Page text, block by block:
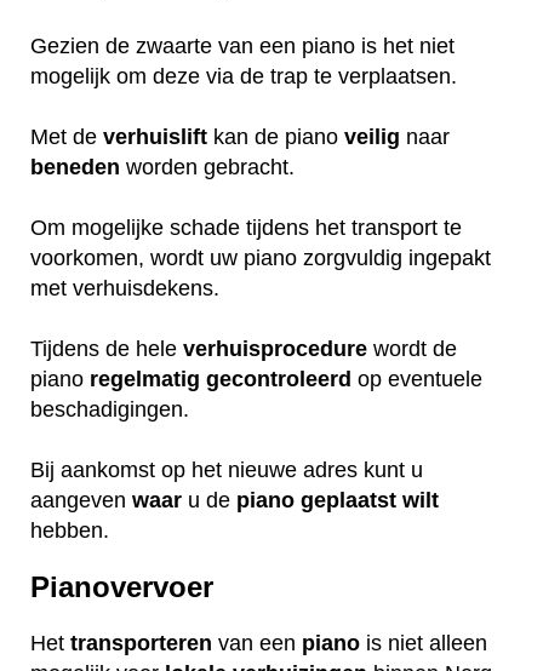
Gezien de zwaarte van een piano is het niet
mogelijk om deze via de trap te verplaatsen.
Met de verhuislift kan de piano veilig naar
beneden worden gebracht.
Om mogelijke schade tijdens het transport te
voorkomen, wordt uw piano zorgvuldig ingepakt
met verhuisdekens.
Tijdens de hele verhuisprocedure wordt de
piano regelmatig gecontroleerd op eventuele
beschadigingen.
Bij aankomst op het nieuwe adres kunt u
aangeven waar u de piano geplaatst wilt
hebben.
Pianovervoer
Het transporteren van een piano is niet alleen